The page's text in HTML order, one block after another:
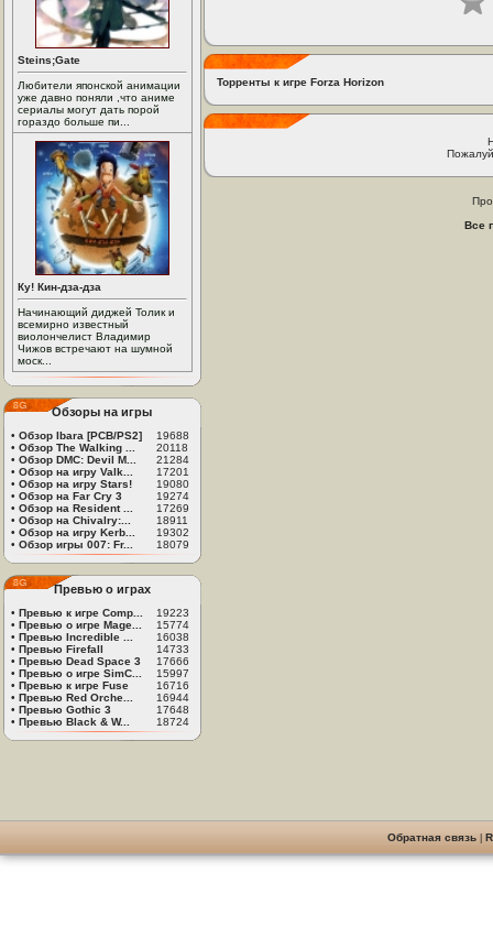
Steins;Gate
Любители японской анимации
уже давно поняли ,что аниме
сериалы могут дать порой
гораздо больше пи...
Ку! Кин-дза-дза
Начинающий диджей Толик и
всемирно известный
виолончелист Владимир
Чижов встречают на шумной
моск...
Обзоры на игры
• Обзор Ibara [PCB/PS2]
19688
• Обзор The Walking ...
20118
• Обзор DMC: Devil M...
21284
• Обзор на игру Valk...
17201
• Обзор на игру Stars!
19080
• Обзор на Far Cry 3
19274
• Обзор на Resident ...
17269
• Обзор на Chivalry:...
18911
• Обзор на игру Kerb...
19302
• Обзор игры 007: Fr... 18079
Превью о играх
• Превью к игре Comp...
19223
• Превью о игре Mage...
15774
• Превью Incredible ...
16038
• Превью Firefall
14733
• Превью Dead Space 3
17666
• Превью о игре SimC...
15997
• Превью к игре Fuse
16716
• Превью Red Orche...
16944
• Превью Gothic 3
17648
• Превью Black & W... 18724
Торренты к игре Forza Horizon
Все
Обратная связь